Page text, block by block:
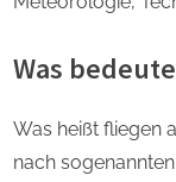
Was
Was heißt fliegen
nach